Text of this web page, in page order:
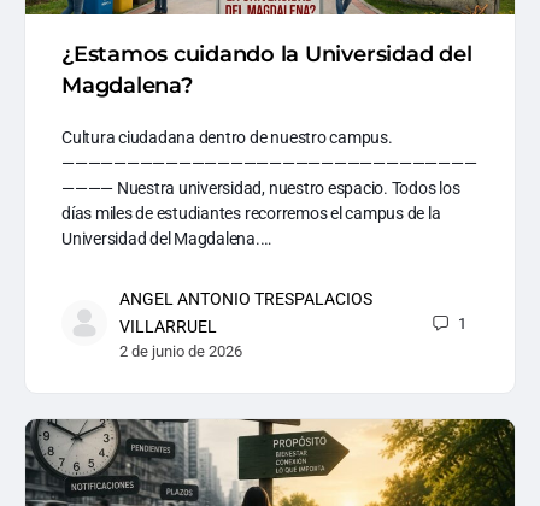
¿Estamos cuidando la Universidad del
Magdalena?
Cultura ciudadana dentro de nuestro campus.
————————————————————————————————
———— Nuestra universidad, nuestro espacio. Todos los
días miles de estudiantes recorremos el campus de la
Universidad del Magdalena.…
ANGEL ANTONIO TRESPALACIOS
VILLARRUEL
2 de junio de 2026
1